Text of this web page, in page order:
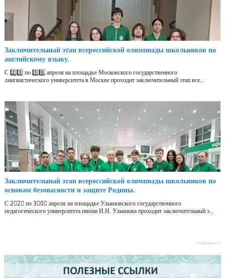
Заключительный этап всероссийской олимпиады школьников по
английскому языку.
С 2️⃣3️⃣ по 3️⃣0️⃣ апреля на площадке Московского государственного
лингвистического университета в Москве проходит заключительный этап все...
Заключительный этап всероссийской олимпиады школьников по
основам безопасности и защите Родины.
С 2⃣2⃣ по 3⃣0⃣ апреля на площадке Ульяновского государственного
педагогического университета имени И.Н. Ульянова проходит заключительный э...
blogprogram.ru